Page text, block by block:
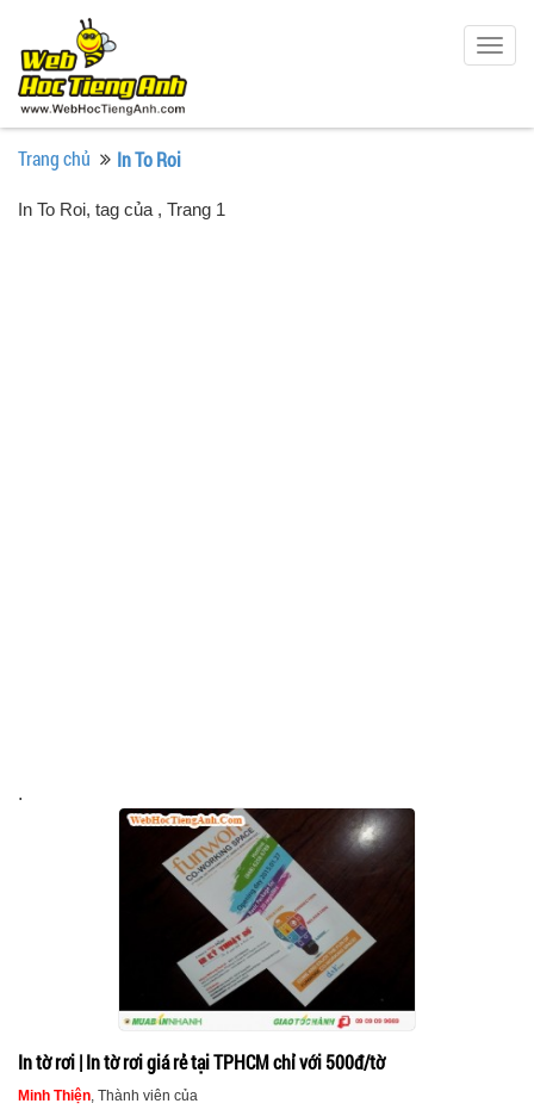
Trang chủ In To Roi
In To Roi, tag của , Trang 1
.
In tờ rơi | In tờ rơi giá rẻ tại TPHCM chỉ với 500đ/tờ
Minh Thiện , Thành viên của